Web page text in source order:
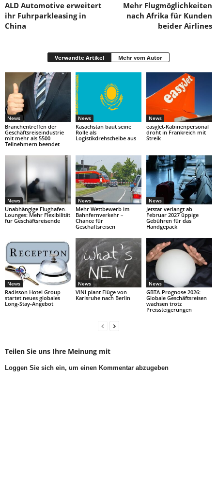
ALD Automotive erweitert
ihr Fuhrparkleasing in
China
Mehr Flugmöglichkeiten
nach Afrika für Kunden
beider Airlines
Verwandte Artikel Mehr vom Autor
News
Branchentreffen der
Geschäftsreiseindustrie
mit mehr als 5500
Teilnehmern beendet
News
Kasachstan baut seine
Rolle als
Logistikdrehscheibe aus
News
easyJet-Kabinenpersonal
droht in Frankreich mit
Streik
News
Unabhängige Flughafen-
Lounges: Mehr Flexibilität
für Geschäftsreisende
News
Mehr Wettbewerb im
Bahnfernverkehr –
Chance für
Geschäftsreisen
News
Jetstar verlangt ab
Februar 2027 üppige
Gebühren für das
Handgepäck
News
Radisson Hotel Group
startet neues globales
Long-Stay-Angebot
News
VINI plant Flüge von
Karlsruhe nach Berlin
News
GBTA-Prognose 2026:
Globale Geschäftsreisen
wachsen trotz
Preissteigerungen
Teilen Sie uns Ihre Meinung mit
Loggen Sie sich ein, um einen Kommentar abzugeben